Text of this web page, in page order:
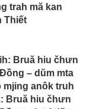
trah mă kan
Thiết
Bruă hiu čhưn
– dŭm mta
mjing anôk truh
Bruă hiu čhưn